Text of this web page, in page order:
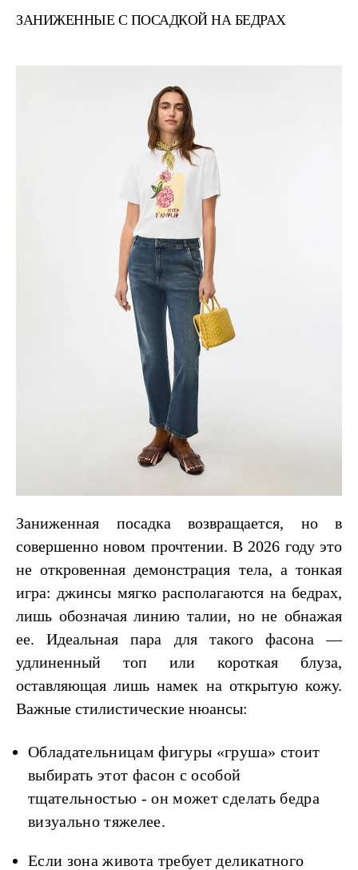
ЗАНИЖЕННЫЕ С ПОСАДКОЙ НА БЕДРАХ
Заниженная посадка возвращается, но в
совершенно новом прочтении. В 2026 году это
не откровенная демонстрация тела, а тонкая
игра: джинсы мягко располагаются на бедрах,
лишь обозначая линию талии, но не обнажая
ее. Идеальная пара для такого фасона —
удлиненный топ или короткая блуза,
оставляющая лишь намек на открытую кожу.
Важные стилистические нюансы:
Обладательницам фигуры «груша» стоит
выбирать этот фасон с особой
тщательностью - он может сделать бедра
визуально тяжелее.
Если зона живота требует деликатного